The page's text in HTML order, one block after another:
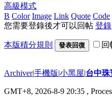
高級模式
B Color Image Link Quote Code
您需要登錄後才可以回帖 登錄
本版積分規則 發表回復 回
Archiver|手機版|小黑屋|台中
GMT+8, 2026-8-9 20:35 ,